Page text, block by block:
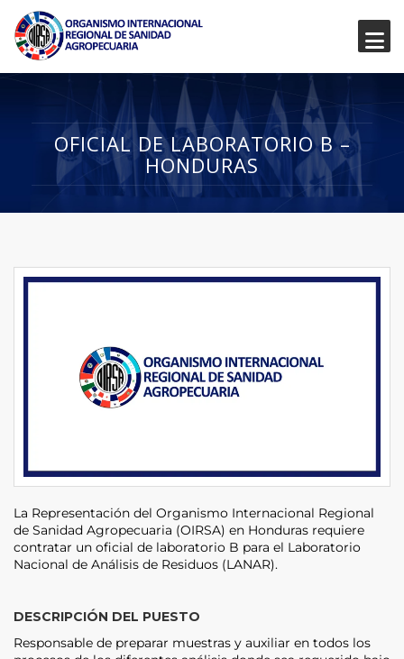
OFICIAL DE LABORATORIO B –
HONDURAS
La Representación del Organismo Internacional Regional
de Sanidad Agropecuaria (OIRSA) en Honduras requiere
contratar un oficial de laboratorio B para el Laboratorio
Nacional de Análisis de Residuos (LANAR).
DESCRIPCIÓN DEL PUESTO
Responsable de preparar muestras y auxiliar en todos los